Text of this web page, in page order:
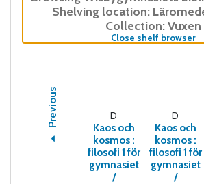
Shelving location:
Collection: Vuxen
Close shelf browser
Previous D
Kaos och
kosmos :
filosofi 1 för
gymnasiet
/
D
Kaos och
kosmos :
filosofi 1 för
gymnasiet
/